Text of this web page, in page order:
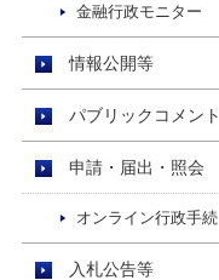
金融行政モニター
情報公開等
パブリックコメント
申請・届出・照会
オンライン行政手続
入札公告等